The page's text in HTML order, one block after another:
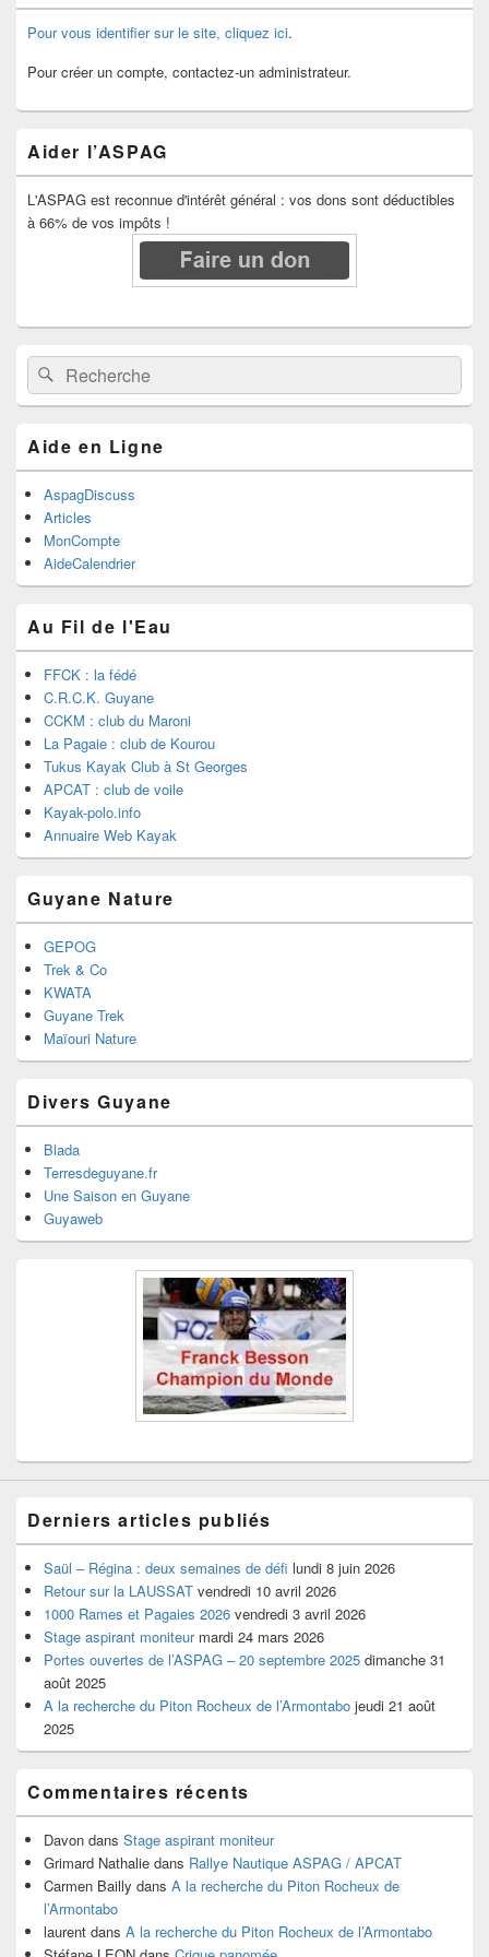
Pour vous identifier sur le site, cliquez ici.
Pour créer un compte, contactez-un administrateur.
Aider l’ASPAG
L'ASPAG est reconnue d'intérêt général : vos dons sont déductibles
à 66% de vos impôts !
Recherche :Rechercher
Aide en Ligne
AspagDiscuss
Articles
MonCompte
AideCalendrier
Au Fil de l'Eau
FFCK : la fédé
C.R.C.K. Guyane
CCKM : club du Maroni
La Pagaie : club de Kourou
Tukus Kayak Club à St Georges
APCAT : club de voile
Kayak-polo.info
Annuaire Web Kayak
Guyane Nature
GEPOG
Trek & Co
KWATA
Guyane Trek
Maïouri Nature
Divers Guyane
Blada
Terresdeguyane.fr
Une Saison en Guyane
Guyaweb
Derniers articles publiés
Saül – Régina : deux semaines de défi lundi 8 juin 2026
Retour sur la LAUSSAT vendredi 10 avril 2026
1000 Rames et Pagaies 2026 vendredi 3 avril 2026
Stage aspirant moniteur mardi 24 mars 2026
Portes ouvertes de l’ASPAG – 20 septembre 2025 dimanche 31
août 2025
A la recherche du Piton Rocheux de l’Armontabo jeudi 21 août
2025
Commentaires récents
Davon dans Stage aspirant moniteur
Grimard Nathalie dans Rallye Nautique ASPAG / APCAT
Carmen Bailly dans A la recherche du Piton Rocheux de
l’Armontabo
laurent dans A la recherche du Piton Rocheux de l’Armontabo